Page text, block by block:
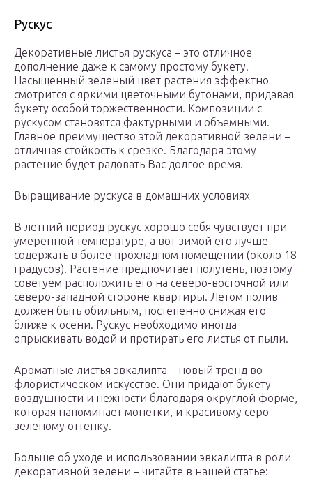
Рускус
Декоративные листья рускуса – это отличное
дополнение даже к самому простому букету.
Насыщенный зеленый цвет растения эффектно
смотрится с яркими цветочными бутонами, придавая
букету особой торжественности. Композиции с
рускусом становятся фактурными и объемными.
Главное преимущество этой декоративной зелени –
отличная стойкость к срезке. Благодаря этому
растение будет радовать Вас долгое время.
Выращивание рускуса в домашних условиях
В летний период рускус хорошо себя чувствует при
умеренной температуре, а вот зимой его лучше
содержать в более прохладном помещении (около 18
градусов). Растение предпочитает полутень, поэтому
советуем расположить его на северо-восточной или
северо-западной стороне квартиры. Летом полив
должен быть обильным, постепенно снижая его
ближе к осени. Рускус необходимо иногда
опрыскивать водой и протирать его листья от пыли.
Ароматные листья эвкалипта – новый тренд во
флористическом искусстве. Они придают букету
воздушности и нежности благодаря округлой форме,
которая напоминает монетки, и красивому серо-
зеленому оттенку.
Больше об уходе и использовании эвкалипта в роли
декоративной зелени – читайте в нашей статье: